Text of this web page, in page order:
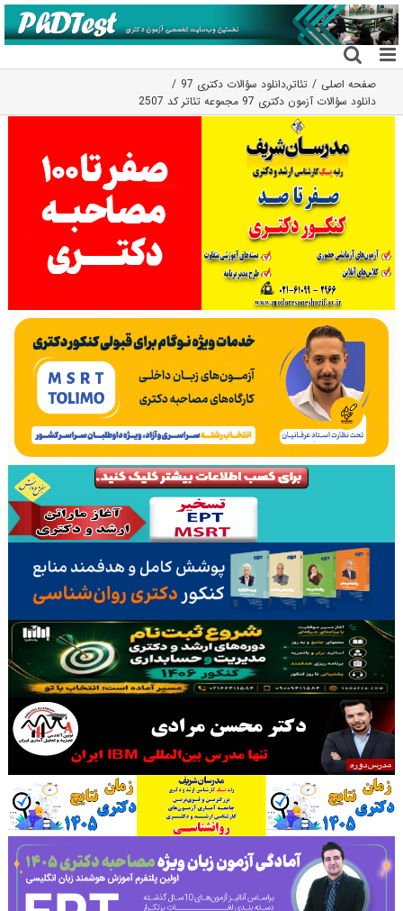
رفتن
به
محتوا
صفحه اصلی تئاتر,دانلود سؤالات دکتری 97
دانلود سؤالات آزمون دکتری 97 مجموعه تئاتر کد 2507